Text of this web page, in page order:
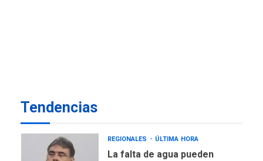
Tendencias
1
REGIONALES ÚLTIMA HORA
La falta de agua pueden